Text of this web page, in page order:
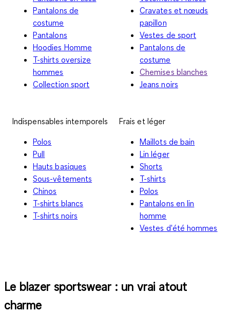
Pantalons de
costume
Pantalons
Hoodies Homme
T-shirts oversize
hommes
Collection sport
Cravates et nœuds
papillon
Vestes de sport
Pantalons de
costume
Chemises blanches
Jeans noirs
Indispensables intemporels
Polos
Pull
Hauts basiques
Sous-vêtements
Chinos
T-shirts blancs
T-shirts noirs
Frais et léger
Maillots de bain
Lin léger
Shorts
T-shirts
Polos
Pantalons en lin
homme
Vestes d'été hommes
Le blazer sportswear : un vrai atout
charme